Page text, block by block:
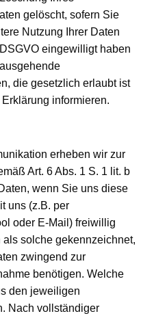
gelöscht, sofern Sie
Nutzung Ihrer Daten
eingewilligt haben
die gesetzlich erlaubt ist
informieren.
erheben wir zur
Art. 6 Abs. 1 S. 1 lit. b
wenn Sie uns diese
uns (z.B. per
oder E-Mail) freiwillig
solche gekennzeichnet,
zwingend zur
benötigen. Welche
den jeweiligen
Nach vollständiger